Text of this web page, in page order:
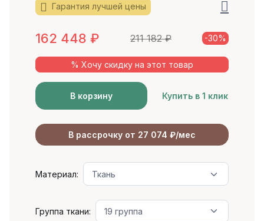
Гарантия лучшей цены
162 448 ₽ 211 182₽ -30%
% Хочу скидку на этот товар
В корзину Купить в 1 клик
В рассрочку от 27 074 ₽/мес
Материал:
Группа ткани: